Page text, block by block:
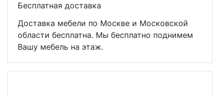
Бесплатная доставка
Доставка мебели по Москве и Московской
области бесплатна. Мы бесплатно поднимем
Вашу мебель на этаж.